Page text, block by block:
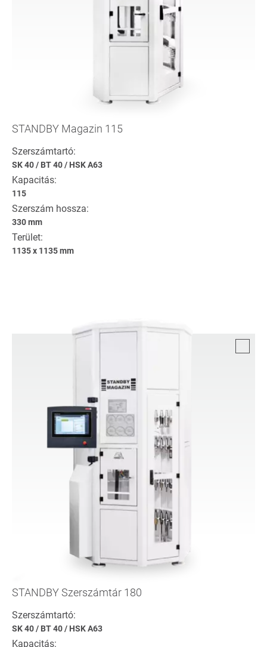
STANDBY Magazin 115
Szerszámtartó:
SK 40/ BT 40/ HSK A63
Kapacitás:
115
Szerszám hossza:
330 mm
Terület:
1135 x 1135 mm
STANDBY Szerszámtár 180
Szerszámtartó:
SK 40/ BT 40/ HSK A63
Kapacitás: